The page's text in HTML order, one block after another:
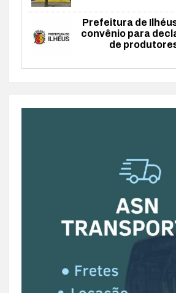
Prefeitura de
convênio para
de